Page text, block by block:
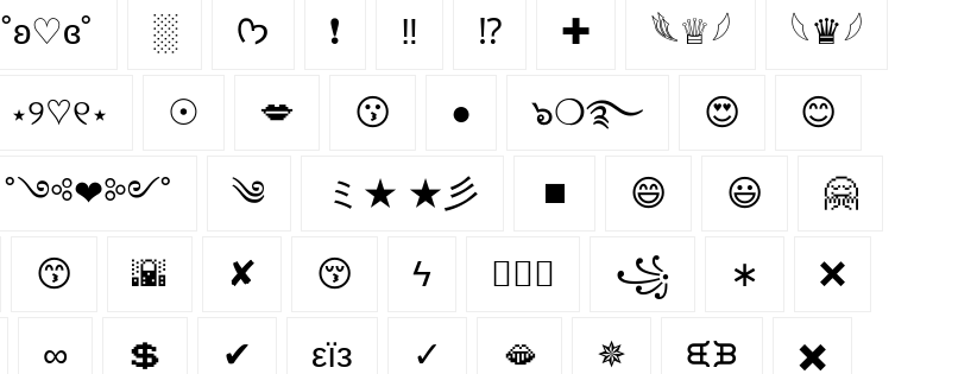
˚ʚ♡ɞ˚ ░ ᡣ𐭩 ❗ ‼ ⁉ ✚ 𓆰♕𓆪 𓆩♛𓆪
⋆୨♡୧⋆ ☉ 💋 😗 ● ๖❍࿐ 😍 😊
˚༺❤︎༻˚ ༄ ミ★ ★彡 ⏹️ 😄 😃 🤗
😙 🌇 ✘ 😚 ϟ 👩‍❤️‍👨 ꧁ ∗ ❌
∞ 💲 ✔ εїз ✓ 🫦 ✵ ᙙᙖ ✖️